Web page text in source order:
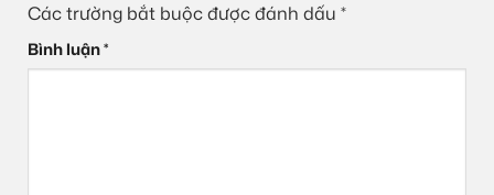
Các trường bắt buộc được đánh dấu *
Bình luận*